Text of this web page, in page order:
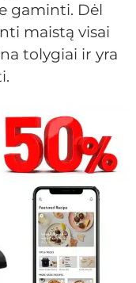
gaminti. Dėl
maistą visai
tolygiai ir yra